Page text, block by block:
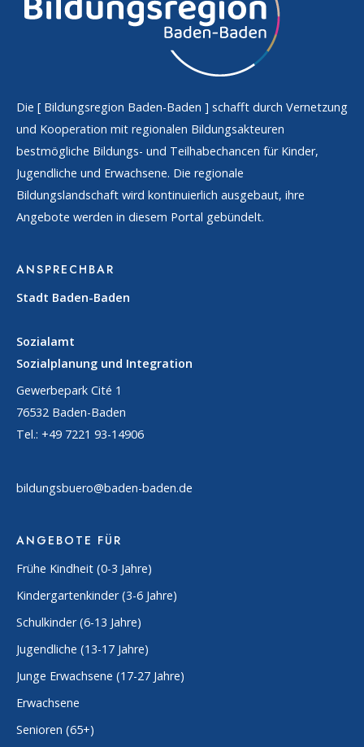
Die [ Bildungsregion Baden-Baden ] schafft durch Vernetzung
und Kooperation mit regionalen Bildungsakteuren
bestmögliche Bildungs- und Teilhabechancen für Kinder,
Jugendliche und Erwachsene. Die regionale
Bildungslandschaft wird kontinuierlich ausgebaut, ihre
Angebote werden in diesem Portal gebündelt.
ANSPRECHBAR
Stadt Baden-Baden
Sozialamt
Sozialplanung und Integration
Gewerbepark Cité 1
76532 Baden-Baden
Tel.: +49 7221 93-14906
bildungsbuero@baden-baden.de
ANGEBOTE FÜR
Frühe Kindheit (0-3 Jahre)
Kindergartenkinder (3-6 Jahre)
Schulkinder (6-13 Jahre)
Jugendliche (13-17 Jahre)
Junge Erwachsene (17-27 Jahre)
Erwachsene
Senioren (65+)